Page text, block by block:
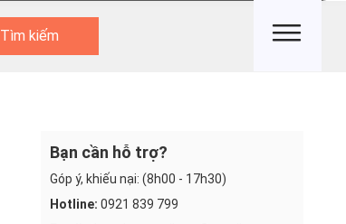
Tìm kiếm
Bạn cần hỗ trợ?
Góp ý, khiếu nại: (8h00 - 17h30)
Hotline: 0921 839 799